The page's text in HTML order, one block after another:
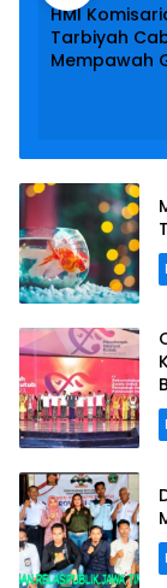
HMI
Tarbiyah
Mempawah